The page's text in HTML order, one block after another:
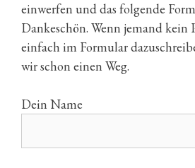
einwerfen und das folgende
Dankeschön. Wenn jemand kein
einfach im Formular
wir schon einen Weg.
Dein Name